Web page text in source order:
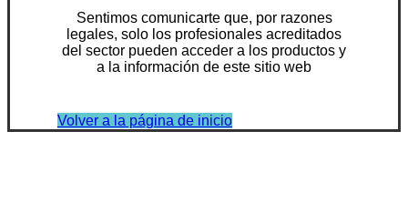
Sentimos comunicarte que, por razones
legales, solo los profesionales acreditados
del sector pueden acceder a los productos y
a la información de este sitio web
Volver a la página de inicio